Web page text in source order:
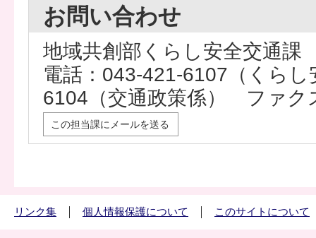
お問い合わせ
地域共創部くらし安全交通課
電話：043-421-6107（くら
6104（交通政策係） ファク
この担当課にメールを送る
リンク集 個人情報保護について このサイトについて